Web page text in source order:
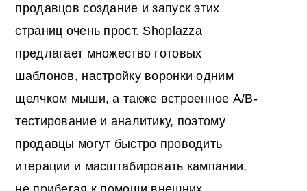
продавцов создание и запуск этих
страниц очень прост. Shoplazza
предлагает множество готовых
шаблонов, настройку воронки одним
щелчком мыши, а также встроенное A/B-
тестирование и аналитику, поэтому
продавцы могут быстро проводить
итерации и масштабировать кампании,